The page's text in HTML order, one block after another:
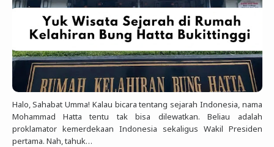
Halo, Sahabat Umma! Kalau bicara tentang sejarah Indonesia, nama
Mohammad Hatta tentu tak bisa dilewatkan. Beliau adalah
proklamator kemerdekaan Indonesia sekaligus Wakil Presiden
pertama. Nah, tahuk…